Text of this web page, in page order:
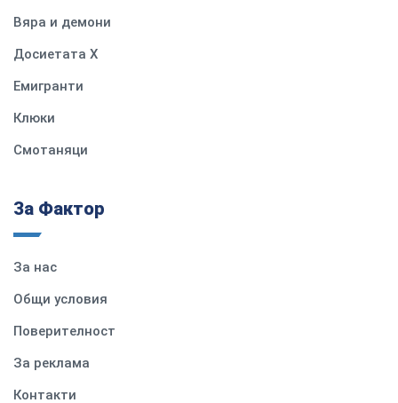
Вяра и демони
Досиетата Х
Емигранти
Клюки
Смотаняци
За Фактор
За нас
Общи условия
Поверителност
За реклама
Контакти